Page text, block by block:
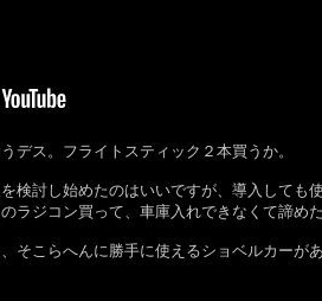
デス。フライトスティック２本買うか。
検討し始めたのはいいですが、導入しても
ラジコン買って、車庫入れできなくて諦め
そこらへんに勝手に使えるショベルカーが